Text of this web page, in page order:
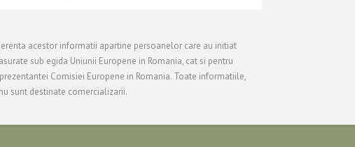
acestor informatii apartine persoanelor care au initiat
sub egida Uniunii Europene in Romania, cat si pentru
Comisiei Europene in Romania. Toate informatiile,
sunt destinate comercializarii.